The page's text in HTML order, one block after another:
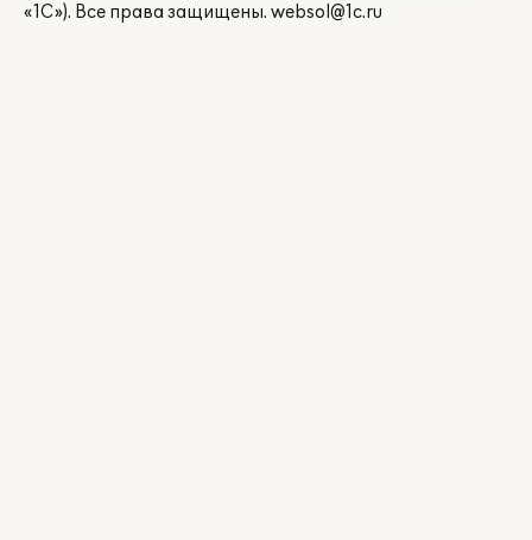
«1С»). Все права защищены. websol@1c.ru